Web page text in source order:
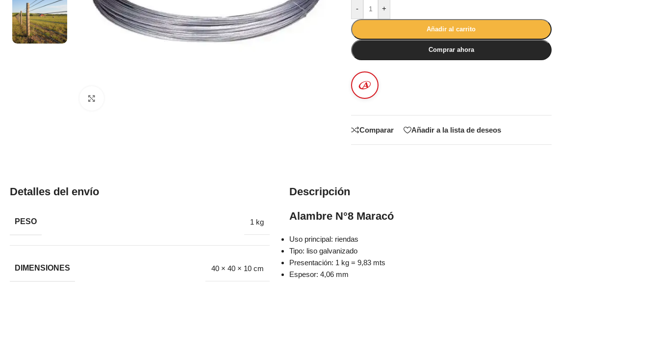
- +
Añadir al carrito
Comprar ahora
Comparar Añadir a la lista de deseos
Detalles del envío
PESO 1 kg
DIMENSIONES 40 × 40 × 10 cm
Descripción
Alambre N°8 Maracó
Uso principal: riendas
Tipo: liso galvanizado
Presentación: 1 kg = 9,83 mts
Espesor: 4,06 mm